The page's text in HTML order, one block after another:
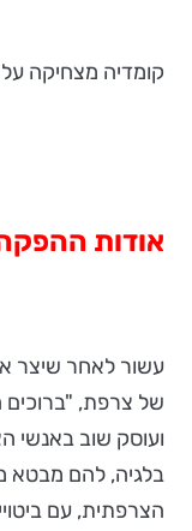
קומדיה מצחיקה
אודות
עשור לאחר שיצר
של צרפת, "ברוכים
ועוסק שוב באנשי
בלגיה, להם מבטא
הצרפתית, עם